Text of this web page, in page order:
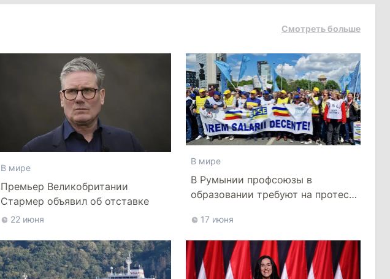
Смотреть больше
В мире
Премьер Великобритании
Стармер объявил об отставке
22 июня
В мире
В Румынии профсоюзы в
образовании требуют на протесте
17 июня